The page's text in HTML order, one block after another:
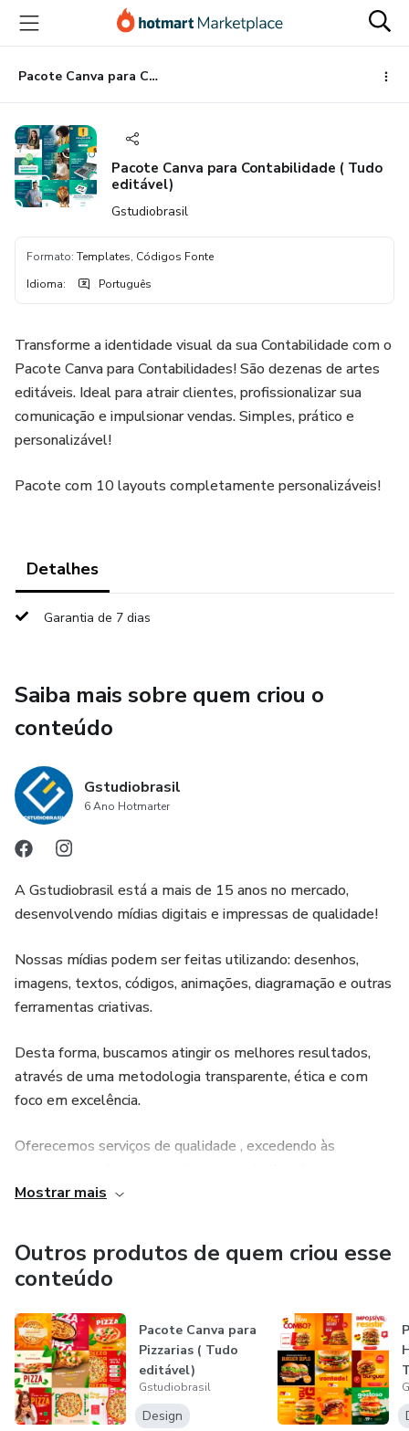
para
conteúdo
principal
para
pagamento
para
rodapé
Pacote Canva para Contabilidade ( Tudo editável)
Pacote Canva para Contabilidade ( Tudo
editável)
Gstudiobrasil
Formato: Templates, Códigos Fonte
Idioma: Português
Transforme a identidade visual da sua Contabilidade com o
Pacote Canva para Contabilidades! São dezenas de artes
editáveis. Ideal para atrair clientes, profissionalizar sua
comunicação e impulsionar vendas. Simples, prático e
personalizável!
Pacote com 10 layouts completamente personalizáveis!
Detalhes
Garantia de 7 dias
Saiba mais sobre quem criou o
conteúdo
Gstudiobrasil
6 Ano Hotmarter
A Gstudiobrasil está a mais de 15 anos no mercado,
desenvolvendo mídias digitais e impressas de qualidade!
Nossas mídias podem ser feitas utilizando: desenhos,
imagens, textos, códigos, animações, diagramação e outras
ferramentas criativas.
Desta forma, buscamos atingir os melhores resultados,
através de uma metodologia transparente, ética e com
foco em excelência.
Oferecemos serviços de qualidade , excedendo às
com nossos parceiros e clientes e procurando entender
Será um prazer atendê-los!
Mostrar mais
Outros produtos de quem criou esse
conteúdo
Pacote Canva para
Pizzarias ( Tudo
editável)
Gstudiobrasil
Design